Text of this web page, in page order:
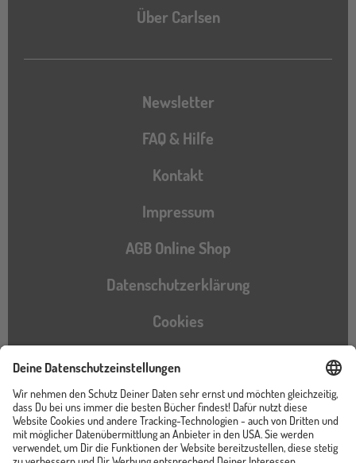
Über Carlsen
Newsletter
FAQ & Hilfe
Kontakt
Impressum
AGB Online Shop
Datenschutzerklärung
Cookies
Barrierefreiheitserklärung
Instagram
TikTokPinterestYouTubeFacebook